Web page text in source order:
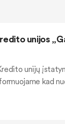
unijos
unijų
kad